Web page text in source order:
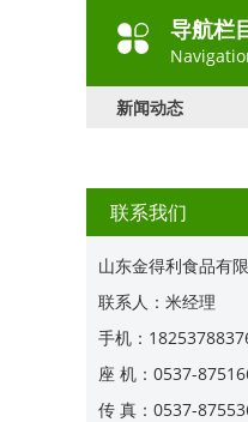
导航栏
新闻动态
联系我们
山东金得利食品有
联系人：米经理
手机：
座 机：0537-
传 真：0537-